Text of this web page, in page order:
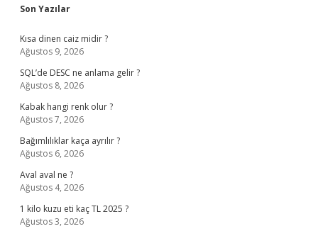
Sidebar
Son Yazılar
Kısa dinen caiz midir ?
Ağustos 9, 2026
SQL’de DESC ne anlama gelir ?
Ağustos 8, 2026
Kabak hangi renk olur ?
Ağustos 7, 2026
Bağımlılıklar kaça ayrılır ?
Ağustos 6, 2026
Aval aval ne ?
Ağustos 4, 2026
1 kilo kuzu eti kaç TL 2025 ?
Ağustos 3, 2026